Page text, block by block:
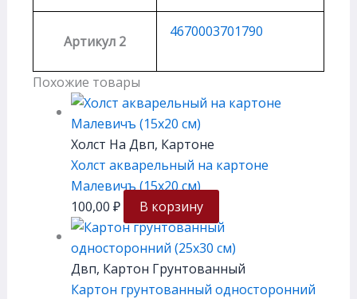
Артикул 2
4670003701790
Похожие товары
Холст На Двп, Картоне
Холст акварельный на картоне
Малевичъ (15х20 см)
100,00 ₽ В корзину
Двп, Картон Грунтованный
Картон грунтованный односторонний